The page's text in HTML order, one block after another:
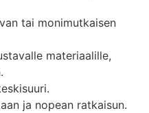
tai monimutkaisen
materiaalille,
ja nopean ratkaisun.